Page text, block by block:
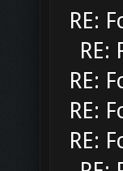
RE:
RE:
RE:
RE:
RE: